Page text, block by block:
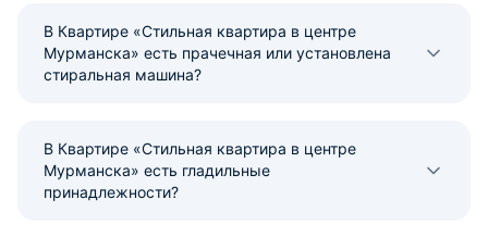
В Квартире «Стильная квартира в центре
Мурманска» есть прачечная или установлена
стиральная машина?
В Квартире «Стильная квартира в центре
Мурманска» есть гладильные
принадлежности?